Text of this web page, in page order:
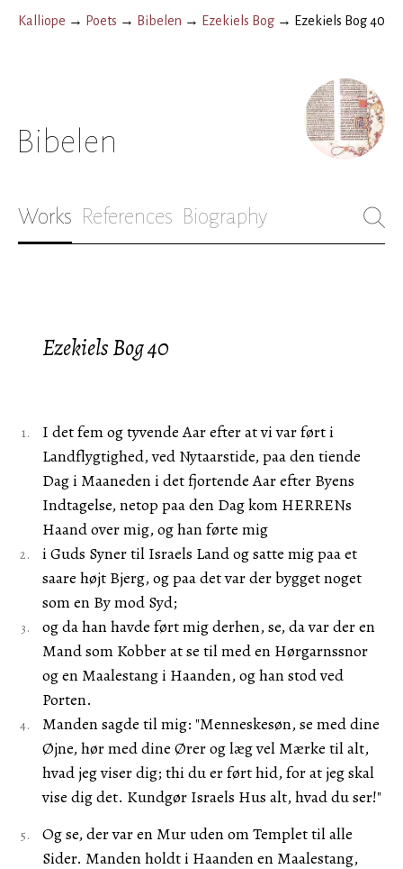
Kalliope → Poets → Bibelen → Ezekiels Bog → Ezekiels Bog 40
Bibelen
Works References Biography
Ezekiels Bog 40
I det fem og tyvende Aar efter at vi var ført i
Landflygtighed, ved Nytaarstide, paa den tiende
Dag i Maaneden i det fjortende Aar efter Byens
Indtagelse, netop paa den Dag kom HERRENs
Haand over mig, og han førte mig
i Guds Syner til Israels Land og satte mig paa et
saare højt Bjerg, og paa det var der bygget noget
som en By mod Syd;
og da han havde ført mig derhen, se, da var der en
Mand som Kobber at se til med en Hørgarnssnor
og en Maalestang i Haanden, og han stod ved
Porten.
Manden sagde til mig: "Menneskesøn, se med dine
Øjne, hør med dine Ører og læg vel Mærke til alt,
hvad jeg viser dig; thi du er ført hid, for at jeg skal
vise dig det. Kundgør Israels Hus alt, hvad du ser!"
Og se, der var en Mur uden om Templet til alle
Sider. Manden holdt i Haanden en Maalestang,